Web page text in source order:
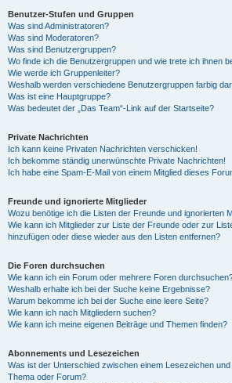
Benutzer-Stufen und Gruppen
Was sind Administratoren?
Was sind Moderatoren?
Was sind Benutzergruppen?
Wo finde ich die Benutzergruppen und wie trete ich ihnen
Wie werde ich Gruppenleiter?
Weshalb werden verschiedene Benutzergruppen farbig
Was ist eine Hauptgruppe?
Was bedeutet der „Das Team“-Link auf der Startseite?
Private Nachrichten
Ich kann keine Privaten Nachrichten verschicken!
Ich bekomme ständig unerwünschte Private Nachrichten!
Ich habe eine Spam-E-Mail von einem Mitglied dieses
Freunde und ignorierte Mitglieder
Wozu benötige ich die Listen der Freunde und ignorierten
Wie kann ich Mitglieder zur Liste der Freunde oder zur
hinzufügen oder diese wieder aus den Listen entfernen?
Die Foren durchsuchen
Wie kann ich ein Forum oder mehrere Foren
Weshalb erhalte ich bei der Suche keine Ergebnisse?
Warum bekomme ich bei der Suche eine leere Seite?
Wie kann ich nach Mitgliedern suchen?
Wie kann ich meine eigenen Beiträge und Themen finden?
Abonnements und Lesezeichen
Was ist der Unterschied zwischen einem Lesezeichen
Thema oder Forum?